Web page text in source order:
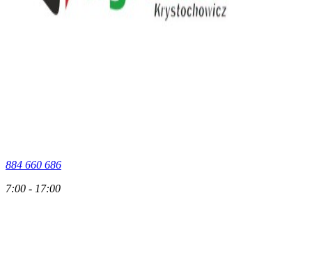
884 660 686
7:00 - 17:00